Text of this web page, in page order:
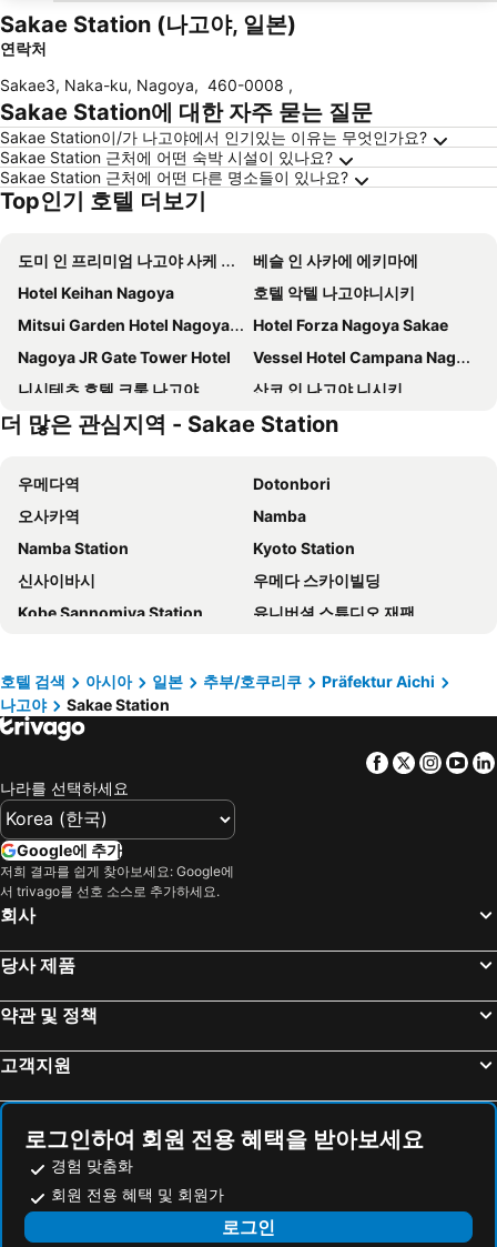
Sakae Station (나고야, 일본)
연락처
Sakae3, Naka-ku, Nagoya, 460-0008 ,
Sakae Station에 대한 자주 묻는 질문
Sakae Station이/가 나고야에서 인기있는 이유는 무엇인가요?
Sakae Station 근처에 어떤 숙박 시설이 있나요?
Sakae Station 근처에 어떤 다른 명소들이 있나요?
Top인기 호텔 더보기
도미 인 프리미엄 나고야 사케 내추럴 핫 스프링
베슬 인 사카에 에키마에
Hotel Keihan Nagoya
호텔 악텔 나고야니시키
Mitsui Garden Hotel Nagoya Premier
Hotel Forza Nagoya Sakae
Nagoya JR Gate Tower Hotel
Vessel Hotel Campana Nagoya
니시테츠 호텔 크룸 나고야
산코 인 나고야 니시키
메이테츠 인 나고야 니시키
나고야 도큐 호텔
쿠레타케 인 나고야 히사야오도리
Comfort Inn Nagoya Sakae
Hotel Mystays Nagoya Nishiki
Nagoya Sakae Green Hotel
나고야 메리어트 아소시아 호텔
the b nagoya
HOTEL LiVEMAX PREMIUM Nagoya Marunouchi
다이와 로얄 호텔 D-시티 나고야 나야바시
나고야 간꼬 호텔
메이테츠 그랜드 호텔
호텔 윙 인터내셔널 셀렉트 나고야 사카에
Hotel Silk Tree Nagoya
The Royal Park Hotel Iconic Nagoya
호텔 윙 인터내셔널 나고야
Travelodge Nagoya Sakae
The Royal Park Canvas Nagoya
Princess Garden Hotel
비아인 나고야 에키마에 츠바키초
APA Hotel Nagoya Sakae Ekimae EXCELLENT
다이와 로이넷 호텔 나고야 신칸센구치
Courtyard by Marriott Nagoya
Smile Hotel Nagoya Sakae
호텔 트러스티 나고야 사카에
The Tower Hotel Nagoya
호텔 네이처 나고야사카에
도쿄 다이이치 호텔 니시키
인터내셔널 호텔 나고야
Hotel Landmark Nagoya
Anshin oyado Woman & Man Nagoya
APA Hotel Nagoya Ekimae Minami
더 많은 관심지역 - Sakae Station
우메다역
Dotonbori
오사카역
Namba
Namba Station
Kyoto Station
신사이바시
우메다 스카이빌딩
Kobe Sannomiya Station
유니버셜 스튜디오 재팬
신사이바시역
Sakae Station
교세라 돔 오사카
오사카성
나고야 국제공항
Intex Osaka
주부 공항
International Airport Kansai
고베 공항
Bentencho Station
Kanayama Station
니조성
Suzuka Circuit
Kiyomizu Gojo Station
Nara Station
시즈오카 공항
Tenma Station
Dotonbori
Namba Walk
호텔 검색 아시아 일본 추부/호쿠리쿠
Präfektur Aichi
나고야
Sakae Station
Facebook
Twitter
나라를 선택하세요
Google에 추가
저희 결과를 쉽게 찾아보세요: Google에
서 trivago를 선호 소스로 추가하세요.
회사
당사 제품
약관 및 정책
고객지원
로그인하여 회원 전용 혜택을 받아보세요
경험 맞춤화
회원 전용 혜택 및 회원가
로그인